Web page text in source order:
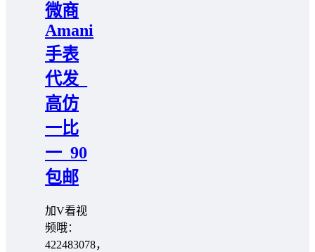
微商
Amani
手表
代发_
高仿
一比
一_90
包邮
加V看视
频哦：
422483078，